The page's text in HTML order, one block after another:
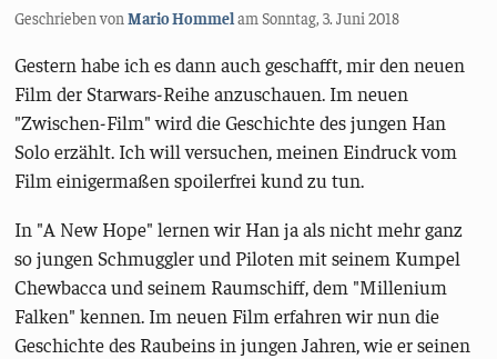
Geschrieben vonMario HommelamSonntag, 3. Juni 2018
Gestern habe ich es dann auch geschafft, mir den neuen
Film der Starwars-Reihe anzuschauen. Im neuen
"Zwischen-Film" wird die Geschichte des jungen Han
Solo erzählt. Ich will versuchen, meinen Eindruck vom
Film einigermaßen spoilerfrei kund zu tun.
In "A New Hope" lernen wir Han ja als nicht mehr ganz
so jungen Schmuggler und Piloten mit seinem Kumpel
Chewbacca und seinem Raumschiff, dem "Millenium
Falken" kennen. Im neuen Film erfahren wir nun die
Geschichte des Raubeins in jungen Jahren, wie er seinen